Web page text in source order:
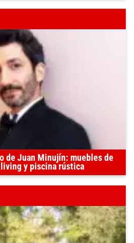
de Juan Minujín: muebles de
y piscina rústica